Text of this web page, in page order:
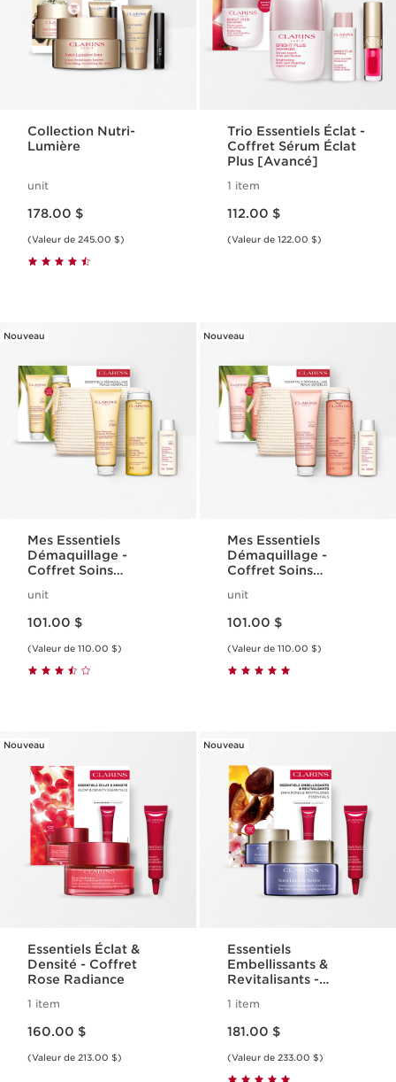
Collection Nutri-
Lumière
unit
178.00 $
(Valeur de 245.00 $)
Trio Essentiels Éclat -
Coffret Sérum Éclat
Plus [Avancé]
1 item
112.00 $
(Valeur de 122.00 $)
Nouveau
Mes Essentiels
Démaquillage -
Coffret Soins
Peaux Normales à
Sèches
unit
101.00 $
(Valeur de 110.00 $)
Nouveau
Mes Essentiels
Démaquillage -
Coffret Soins
Peaux Sensibles
unit
101.00 $
(Valeur de 110.00 $)
Nouveau
Essentiels Éclat &
Densité - Coffret
Rose Radiance
1 item
160.00 $
(Valeur de 213.00 $)
Nouveau
Essentiels
Embellissants &
Revitalisants -
Lumière Revive
1 item
181.00 $
(Valeur de 233.00 $)